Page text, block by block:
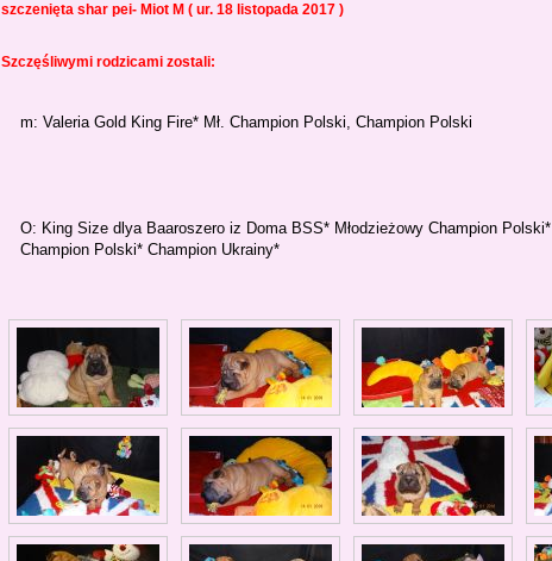
szczenięta shar pei- Miot M ( ur. 18 listopada 2017 )
Szczęśliwymi rodzicami zostali:
m: Valeria Gold King Fire* Mł. Champion Polski, Champion Polski
O: King Size dlya Baaroszero iz Doma BSS* Młodzieżowy Champion Polski*
Champion Polski* Champion Ukrainy*